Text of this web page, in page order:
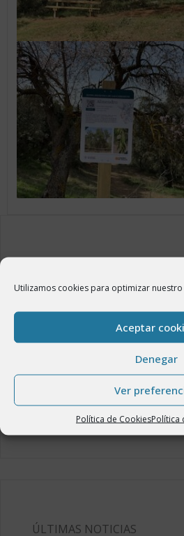
Utilizamos cookies para optimizar
Aceptar
Denegar
Ver
Política de CookiesPolítica
El Ventero de la Venta
ANTERIOR
fiscal reguladora
ÚLTIMAS NOTICIAS